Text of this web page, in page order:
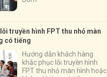
truyền hình FPT thu nhỏ màn
có tiếng
Hướng dẫn khách hàng
khắc phục lỗi truyền hình
FPT thu nhỏ màn hình hoặc